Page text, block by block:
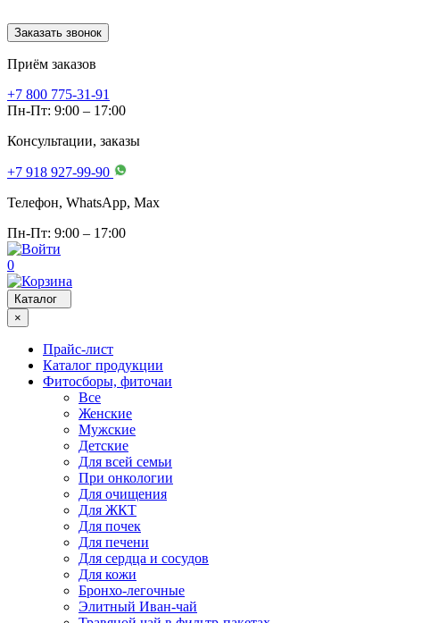
Заказать звонок
Приём заказов
+7 800 775-31-91
Пн-Пт: 9:00 – 17:00
Консультации, заказы
+7 918 927-99-90
Телефон, WhatsApp, Мах
Пн-Пт: 9:00 – 17:00
0
Каталог
×
Прайс-лист
Каталог продукции
Фитосборы, фиточаи
Все
Женские
Мужские
Детские
Для всей семьи
При онкологии
Для очищения
Для ЖКТ
Для почек
Для печени
Для сердца и сосудов
Для кожи
Бронхо-легочные
Элитный Иван-чай